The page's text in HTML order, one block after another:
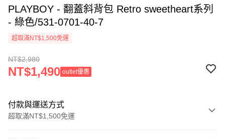
PLAYBOY - 翻蓋斜背包 Retro sweetheart系列
- 綠色/531-0701-40-7
超取滿NT$1,500免運
NT$2,980
NT$1,490 outlet優惠
付款與運送方式
超取滿NT$1,500免運